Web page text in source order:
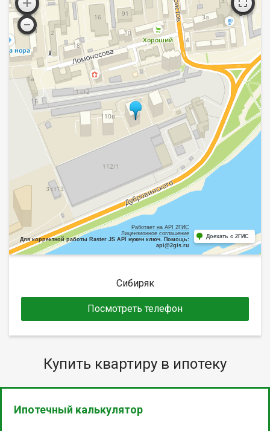
Работает на API 2ГИС
Лицензионное соглашение
Для корректной работы Raster JS API нужен ключ. Помощь:
api@2gis.ru
Доехать с 2ГИС
Сибиряк
Посмотреть телефон
Купить квартиру в ипотеку
Ипотечный калькулятор